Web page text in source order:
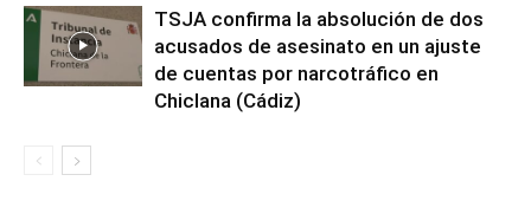
TSJA confirma la absolución de dos
acusados de asesinato en un ajuste
de cuentas por narcotráfico en
Chiclana (Cádiz)